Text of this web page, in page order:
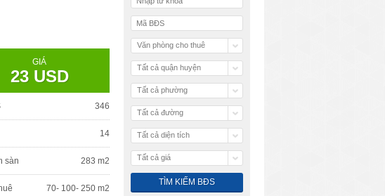
GIÁ
23 USD
346
14
sàn 283 m2
70- 100- 250 m2
Văn phòng cho thuê
Tất cả quận huyện
Tất cả phường
Tất cả đường
Tất cả diện tích
Tất cả giá